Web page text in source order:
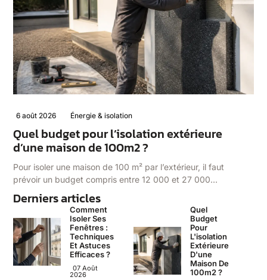
6 août 2026 Énergie & isolation
Quel budget pour l’isolation extérieure
d’une maison de 100m2 ?
Pour isoler une maison de 100 m² par l’extérieur, il faut
prévoir un budget compris entre 12 000 et 27 000…
Derniers articles
Comment
Isoler Ses
Fenêtres :
Techniques
Et Astuces
Efficaces ?
07 Août
2026
Quel
Budget
Pour
L'isolation
Extérieure
D'une
Maison De
100m2 ?